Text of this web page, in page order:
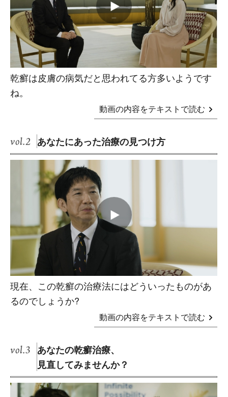
乾癬は皮膚の病気だと思われてる方多いようです
ね。
動画の内容をテキストで読む
あなたにあった治療の見つけ方
現在、この乾癬の治療法にはどういったものがあ
るのでしょうか?
動画の内容をテキストで読む
あなたの乾癬治療、
見直してみませんか？